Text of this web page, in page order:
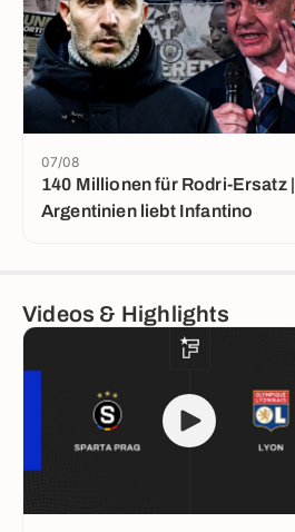
140 Millionen für Rodri-Ersatz |
Argentinien liebt Infantino
07/08
Videos & Highlights